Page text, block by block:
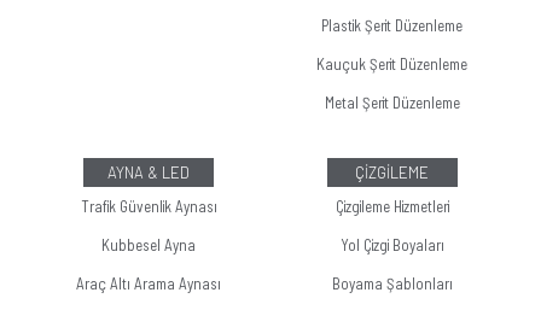
Plastik Şerit Düzenleme
Kauçuk Şerit Düzenleme
Metal Şerit Düzenleme
AYNA & LED
Trafik Güvenlik Aynası
Kubbesel Ayna
Araç Altı Arama Aynası
ÇİZGİLEME
Çizgileme Hizmetleri
Yol Çizgi Boyaları
Boyama Şablonları